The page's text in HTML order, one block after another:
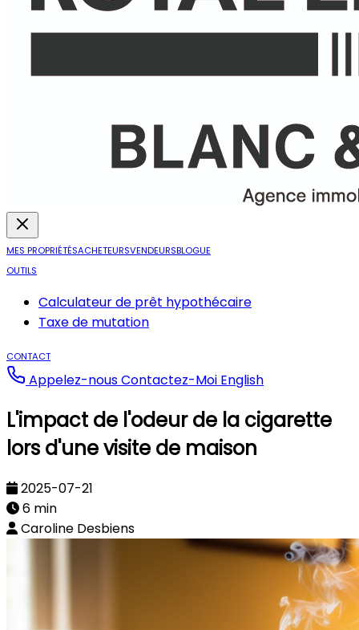
MES PROPRIÉTÉSACHETEURSVENDEURSBLOGUE
OUTILS
Calculateur de prêt hypothécaire
Taxe de mutation
CONTACT
Appelez-nousContactez-Moi English
L'impact de l'odeur de la cigarette
lors d'une visite de maison
2025-07-21
6 min
Caroline Desbiens